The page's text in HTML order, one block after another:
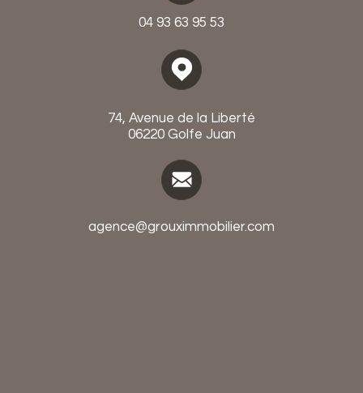
04 93 63 95 53
74, Avenue de la Liberté
06220 Golfe Juan
agence@grouximmobilier.com